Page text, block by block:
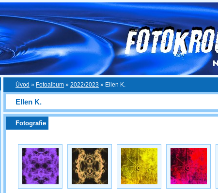
Úvod » Fotoalbum » 2022/2023 » Ellen K.
Ellen K.
Fotografie